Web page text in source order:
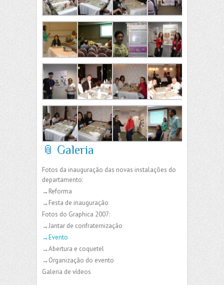
📎 Galeria
Fotos da inauguração das novas instalações do
departamento:
→Reforma
→Festa de inauguração
Fotos do Graphica 2007:
→Jantar de confraternização
→Evento
→Abertura e coquetel
→Organização do evento
Galeria de vídeos